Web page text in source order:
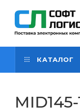
КАТАЛОГ